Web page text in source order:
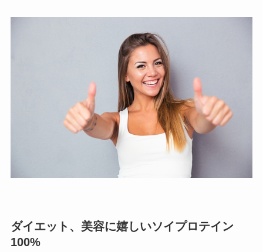
ダイエット、美容に嬉しいソイプロテイン
100%